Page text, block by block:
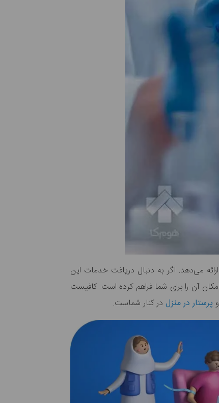
می‌دهد. اگر به دنبال دریافت خدمات این
آن را برای شما فراهم کرده است. کافیست
و پرستار در منزل در کنار شماست.